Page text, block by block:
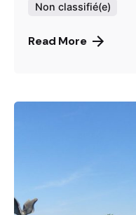
Non classifié(e)
Read More